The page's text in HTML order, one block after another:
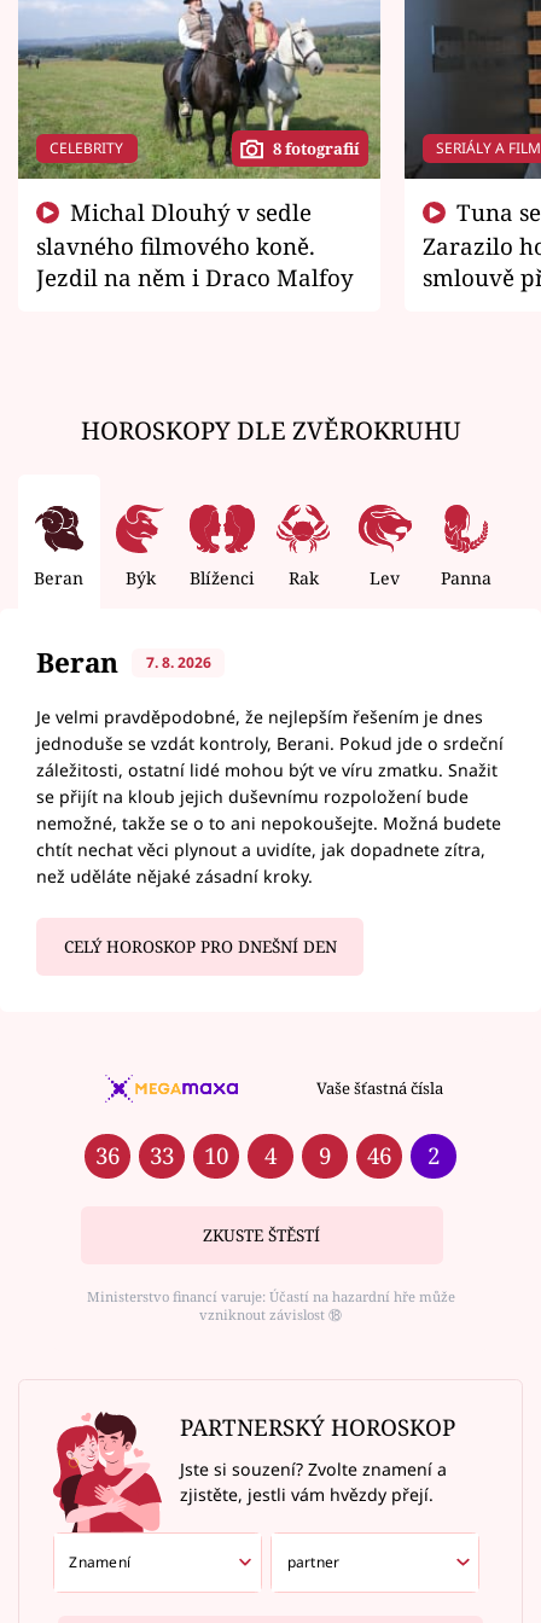
CELEBRITY 8 fotografií
slavného filmového koně.
Jezdil na něm i Draco Malfoy
SERIÁLY A
Zarazilo
smlouvě
HOROSKOPY DLE ZVĚROKRUHU
Beran Býk Blíženci Rak Lev Panna
Beran 7. 8. 2026
Je velmi pravděpodobné, že nejlepším řešením je dnes
jednoduše se vzdát kontroly, Berani. Pokud jde o srdeční
záležitosti, ostatní lidé mohou být ve víru zmatku. Snažit
se přijít na kloub jejich duševnímu rozpoložení bude
nemožné, takže se o to ani nepokoušejte. Možná budete
chtít nechat věci plynout a uvidíte, jak dopadnete zítra,
než uděláte nějaké zásadní kroky.
CELÝ HOROSKOP PRO DNEŠNÍ DEN
Vaše šťastná čísla
36 33 10 4 9 46 2
ZKUSTE ŠTĚSTÍ
Ministerstvo financí varuje: Účastí na hazardní hře může
vzniknout závislost ⑱
PARTNERSKÝ HOROSKOP
Jste si souzení? Zvolte znamení a
zjistěte, jestli vám hvězdy přejí.